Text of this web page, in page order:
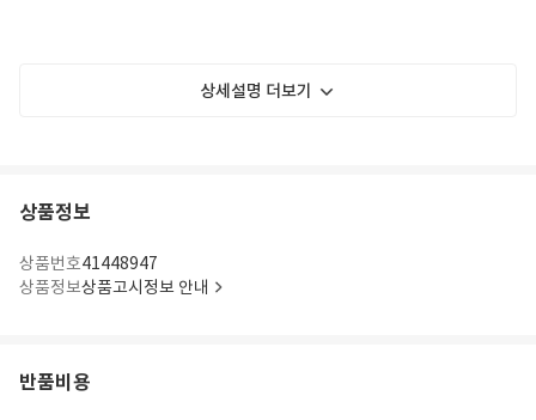
상세설명 더보기
상품정보
상품번호41448947
상품정보상품고시정보 안내
반품비용